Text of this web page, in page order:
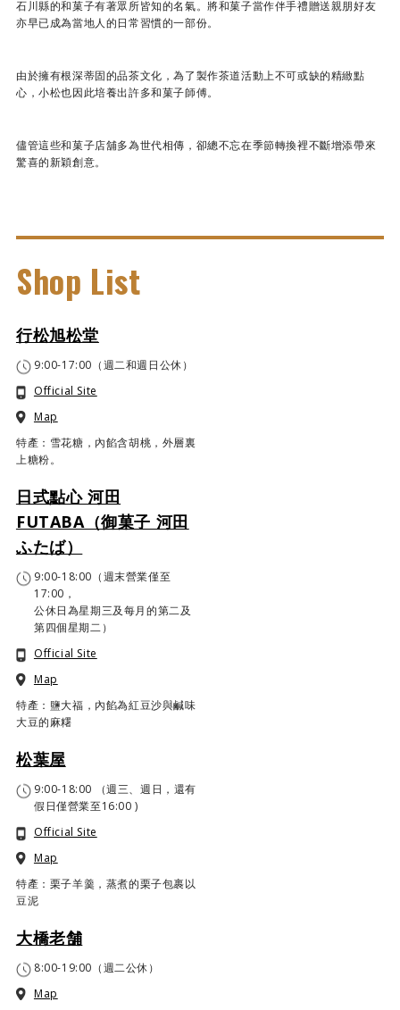
石川縣的和菓子有著眾所皆知的名氣。將和菓子當作伴手禮贈送親朋好友
亦早已成為當地人的日常習慣的一部份。
由於擁有根深蒂固的品茶文化，為了製作茶道活動上不可或缺的精緻點
心，小松也因此培養出許多和菓子師傅。
儘管這些和菓子店舖多為世代相傳，卻總不忘在季節轉換裡不斷增添帶來
驚喜的新穎創意。
Shop List
行松旭松堂
9:00-17:00（週二和週日公休）
Official Site
Map
特產：雪花糖，內餡含胡桃，外層裏
上糖粉。
日式點心 河田
FUTABA（御菓子 河田
ふたば）
9:00-18:00（週末營業僅至
17:00，
公休日為星期三及每月的第二及
第四個星期二）
Official Site
Map
特產：鹽大福，內餡為紅豆沙與鹹味
大豆的麻糬
松葉屋
9:00-18:00 （週三、週日，還有
假日僅營業至16:00 )
Official Site
Map
特產：栗子羊羹，蒸煮的栗子包裹以
豆泥
大橋老舗
8:00-19:00（週二公休）
Map